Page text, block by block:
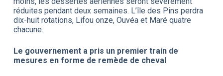
réduites pendant deux semaines. L’île des Pins perdra
dix-huit rotations, Lifou onze, Ouvéa et Maré quatre
chacune.
Le gouvernement a pris un premier train de
mesures en forme de remède de cheval